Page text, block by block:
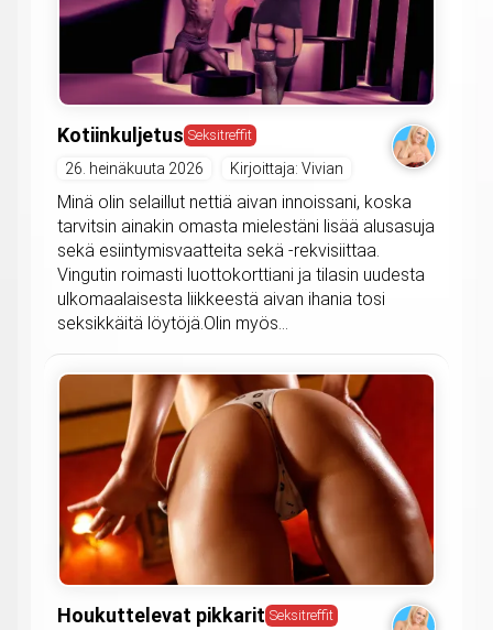
Kotiinkuljetus Seksitreffit
26. heinäkuuta 2026 Kirjoittaja: Vivian
Minä olin selaillut nettiä aivan innoissani, koska
tarvitsin ainakin omasta mielestäni lisää alusasuja
sekä esiintymisvaatteita sekä -rekvisiittaa.
Vingutin roimasti luottokorttiani ja tilasin uudesta
ulkomaalaisesta liikkeestä aivan ihania tosi
seksikkäitä löytöjä.Olin myös...
Houkuttelevat pikkarit Seksitreffit